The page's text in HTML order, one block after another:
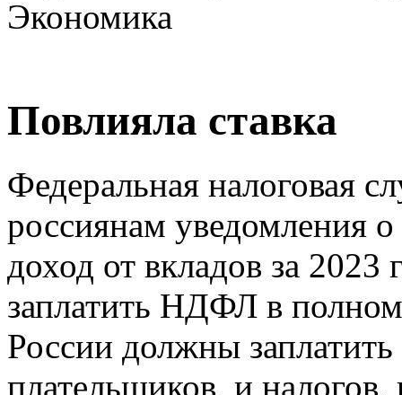
Экономика
Повлияла ставка
Федеральная налоговая
россиянам уведомления
доход от вкладов за
заплатить НДФЛ в
России должны
плательщиков, и